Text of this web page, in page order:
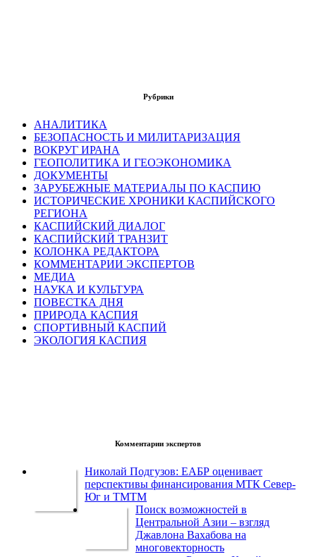
Рубрики
АНАЛИТИКА
БЕЗОПАСНОСТЬ И МИЛИТАРИЗАЦИЯ
ВОКРУГ ИРАНА
ГЕОПОЛИТИКА И ГЕОЭКОНОМИКА
ДОКУМЕНТЫ
ЗАРУБЕЖНЫЕ МАТЕРИАЛЫ ПО КАСПИЮ
ИСТОРИЧЕСКИЕ ХРОНИКИ КАСПИЙСКОГО
РЕГИОНА
КАСПИЙСКИЙ ДИАЛОГ
КАСПИЙСКИЙ ТРАНЗИТ
КОЛОНКА РЕДАКТОРА
КОММЕНТАРИИ ЭКСПЕРТОВ
МЕДИА
НАУКА И КУЛЬТУРА
ПОВЕСТКА ДНЯ
ПРИРОДА КАСПИЯ
СПОРТИВНЫЙ КАСПИЙ
ЭКОЛОГИЯ КАСПИЯ
Комментарии экспертов
Николай Подгузов: ЕАБР оценивает
перспективы финансирования МТК Север-
Юг и ТМТМ
Поиск возможностей в
Центральной Азии – взгляд
Джавлона Вахабова на
многовекторность